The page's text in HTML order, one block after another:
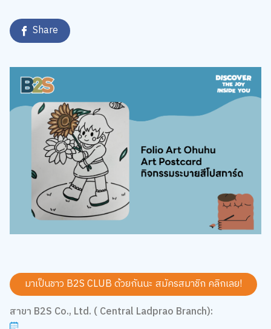
Share
มาเป็นชาว B2S CLUB ด้วยกันนะ สมัครสมาชิก คลิกเลย!
สาขา B2S Co., Ltd. ( Central Ladprao Branch):